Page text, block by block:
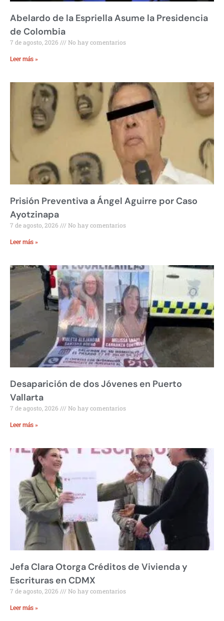
Abelardo de la Espriella Asume la Presidencia
de Colombia
7 de agosto, 2026 No hay comentarios
Leer más »
Prisión Preventiva a Ángel Aguirre por Caso
Ayotzinapa
7 de agosto, 2026 No hay comentarios
Leer más »
Desaparición de dos Jóvenes en Puerto
Vallarta
7 de agosto, 2026 No hay comentarios
Leer más »
Jefa Clara Otorga Créditos de Vivienda y
Escrituras en CDMX
7 de agosto, 2026 No hay comentarios
Leer más »